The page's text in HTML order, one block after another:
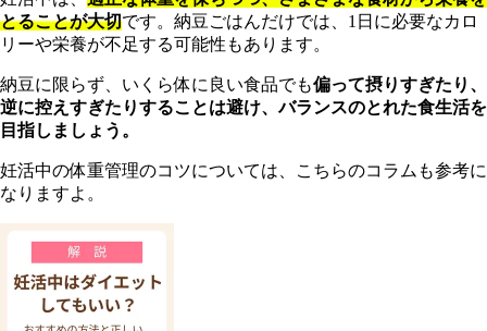
とることが大切です。納豆ごはんだけでは、1日に必要なカロ
リーや栄養が不足する可能性もあります。
納豆に限らず、いくら体に良い食品でも偏って摂りすぎたり、
逆に控えすぎたりすることは避け、バランスのとれた食生活を
目指しましょう。
妊活中の体重管理のコツについては、こちらのコラムも参考に
なりますよ。